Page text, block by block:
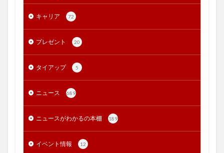
キャリア 72
プレゼント 20
タイアップ 5
ニュース 689
ニュースがわかるの本棚 189
イベント情報 12